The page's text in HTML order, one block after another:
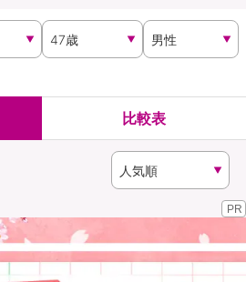
ーン一覧
ループ従業員さま向け
料請求
料）
訪問相談
比較表
PR